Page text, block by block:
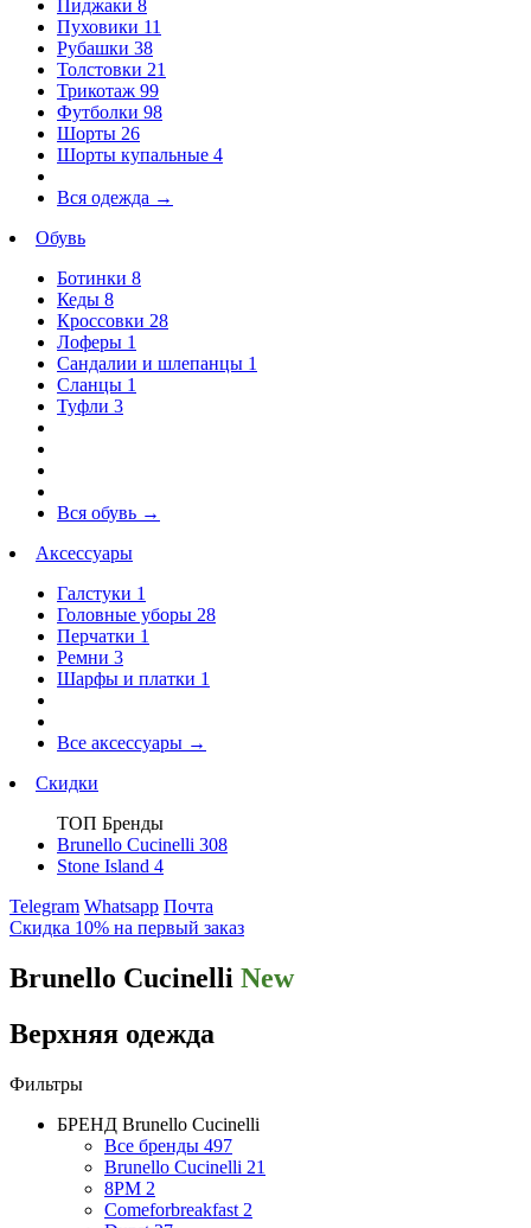
Пиджаки 8
Пуховики 11
Рубашки 38
Толстовки 21
Трикотаж 99
Футболки 98
Шорты 26
Шорты купальные 4
Вся одежда →
Обувь
Ботинки 8
Кеды 8
Кроссовки 28
Лоферы 1
Сандалии и шлепанцы 1
Сланцы 1
Туфли 3
Вся обувь →
Аксессуары
Галстуки 1
Головные уборы 28
Перчатки 1
Ремни 3
Шарфы и платки 1
Все аксессуары →
Скидки
ТОП Бренды
Brunello Cucinelli 308
Stone Island 4
Telegram Whatsapp Почта
Скидка 10% на первый заказ
Brunello Cucinelli New
Верхняя одежда
Фильтры
БРЕНД Brunello Cucinelli
Все бренды 497
Brunello Cucinelli 21
8PM 2
Comeforbreakfast 2